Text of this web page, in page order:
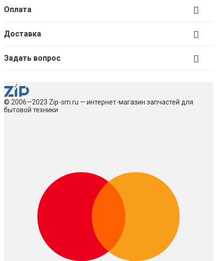
Оплата
Доставка
Задать вопрос
© 2006—2023 Zip-sm.ru — интернет-магазин запчастей для
бытовой техники